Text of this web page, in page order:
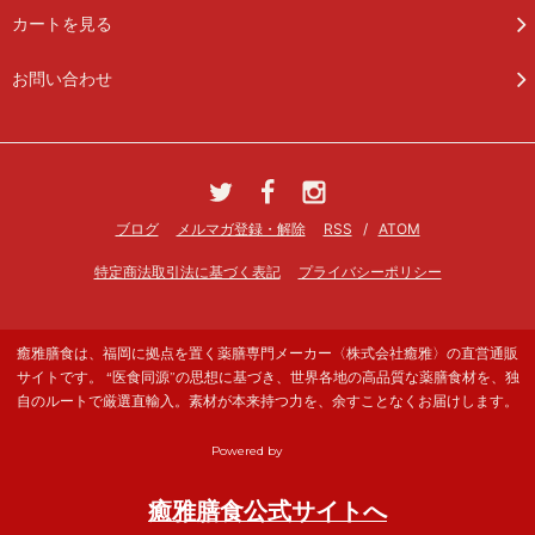
カートを見る
お問い合わせ
ブログ メルマガ登録・解除 RSS / ATOM
特定商法取引法に基づく表記 プライバシーポリシー
癒雅膳食は、福岡に拠点を置く薬膳専門メーカー〈株式会社癒雅〉の直営通販
サイトです。 “医食同源”の思想に基づき、世界各地の高品質な薬膳食材を、独
自のルートで厳選直輸入。素材が本来持つ力を、余すことなくお届けします。
Powered by
癒雅膳食公式サイトへ